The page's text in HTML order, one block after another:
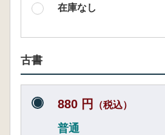
在庫なし
古書
880 円 （税込）
普通